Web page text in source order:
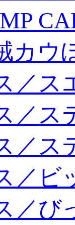
カウ
／ス
／ス
／ス
／ビ
／び